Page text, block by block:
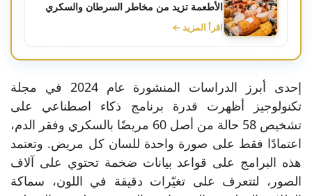
الأطعمة تزيد من مخاطر السرطان والسكري
اقرأ المزيد ←
إحدى أبرز الدراسات المنشورة عام 2024 في مجلة
تكنولوجيز أظهرت قدرة برنامج ذكاء اصطناعي على
تشخيص 58 حالة من أصل 60 مريضًا بالسكري وفقر الدم،
اعتمادًا فقط على صورة واحدة للسان كل مريض. وتعتمد
هذه البرامج على قواعد بيانات ضخمة تحتوي على آلاف
الصور، لتتعرف على تغيّرات دقيقة في اللون، سماكة